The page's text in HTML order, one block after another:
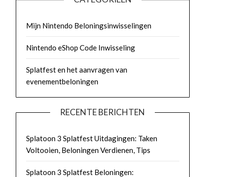
Mijn Nintendo Beloningsinwisselingen
Nintendo eShop Code Inwisseling
Splatfest en het aanvragen van
evenementbeloningen
RECENTE BERICHTEN
Splatoon 3 Splatfest Uitdagingen: Taken
Voltooien, Beloningen Verdienen, Tips
Splatoon 3 Splatfest Beloningen: